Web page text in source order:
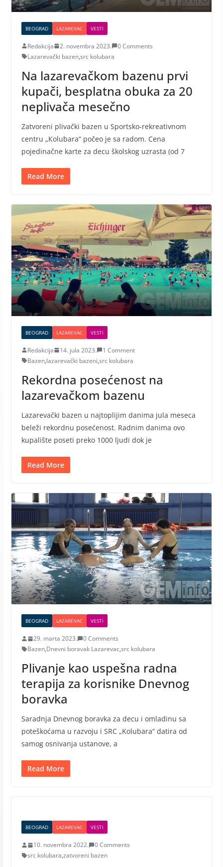
BEOGRAD LAZAREVAC VESTI
Redakcija 2. novembra 2023.
0 Comments
Lazarevački bazen,src kolubara
Na lazarevačkom bazenu prvi
kupači, besplatna obuka za 20
neplivača mesečno
Zatvoreni plivački bazen u Sportsko-rekreativnom
centru „Кolubara“ počeo je sa radom. Cena
pojedinačne karte za decu školskog uzrasta (od 7
Read More
BEOGRAD LAZAREVAC VESTI
Redakcija 14. jula 2023.
1 Comment
Bazen,lazarevački bazeni,src kolubara
Rekordna posećenost na
lazarevačkom bazenu
Lazarevački bazen u najtoplijim danima jula meseca
beleži rekordnu posećenost. Radnim danima ovo
kupalište poseti preko 1000 ljudi dok je
Read More
BEOGRAD LAZAREVAC VESTI
29. marta 2023.
0 Comments
Bazen,Dnevni boravak Lazarevac,src kolubara
Plivanje kao uspešna radna
terapija za korisnike Dnevnog
boravka
Saradnja Dnevnog boravka za decu i omladinu sa
poteškoćama u razvoju i SRC „Kolubara“ datira od
samog osnivanja ustanove, a
Read More
BEOGRAD LAZAREVAC VESTI
10. novembra 2022.
0 Comments
src kolubara,zatvoreni bazen